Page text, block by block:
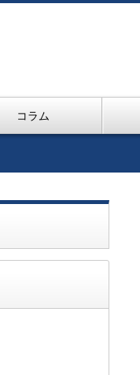
コラム